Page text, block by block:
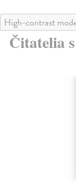
High-contrast
Čitatelia